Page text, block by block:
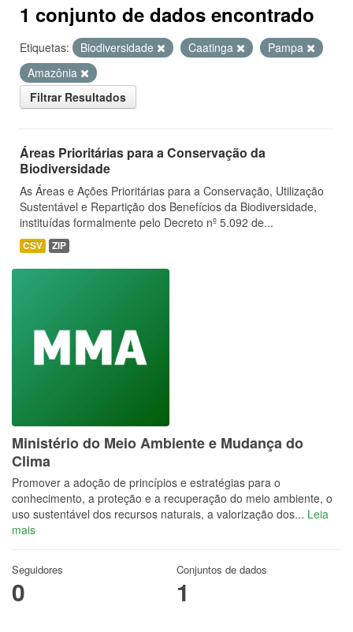
1 conjunto de dados encontrado
Etiquetas: Biodiversidade Caatinga
Pampa
Amazônia
Filtrar Resultados
Áreas Prioritárias para a Conservação da
Biodiversidade
As Áreas e Ações Prioritárias para a Conservação, Utilização
Sustentável e Repartição dos Benefícios da Biodiversidade,
instituídas formalmente pelo Decreto nº 5.092 de...
CSV ZIP
Ministério do Meio Ambiente e Mudança do
Clima
Promover a adoção de princípios e estratégias para o
conhecimento, a proteção e a recuperação do meio ambiente, o
uso sustentável dos recursos naturais, a valorização dos... Leia
mais
Seguidores
0
Conjuntos de dados
1